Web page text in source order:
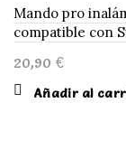
Mando pro
compatible con
20,90 €
Añadir al